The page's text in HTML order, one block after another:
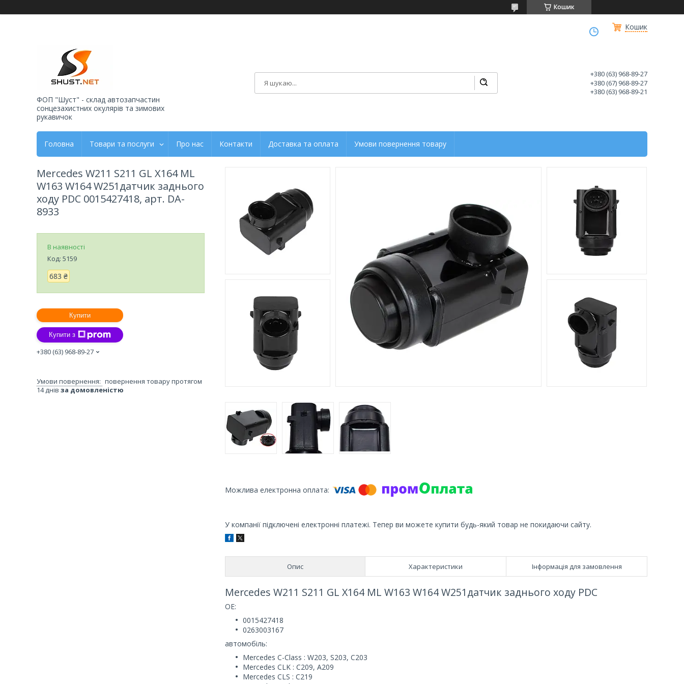
Кошик
Кошик
ФОП "Шуст" - склад автозапчастин
сонцезахистних окулярів та зимових
рукавичок
+380 (63) 968-89-27
+380 (67) 968-89-27
+380 (63) 968-89-21
Головна Товари та послуги Про нас Контакти Доставка та оплата Умови повернення товару
У компанії підключені електронні платежі. Тепер ви можете купити будь-який товар не покидаючи сайту.
Опис Характеристики Інформація для замовлення
Mercedes W211 S211 GL X164 ML W163 W164 W251датчик заднього ходу PDC
OE:
0015427418
0263003167
автомобіль:
Mercedes C-Class : W203, S203, C203
Mercedes CLK : C209, A209
Mercedes CLS : C219
Mercedes W211 S211 GL X164 ML
W163 W164 W251датчик заднього
ходу PDC 0015427418, арт. DA-
8933
В наявності
Код: 5159
683 ₴
Купити
Купити з
+380 (63) 968-89-27
повернення товару протягом
14 днів за домовленістю